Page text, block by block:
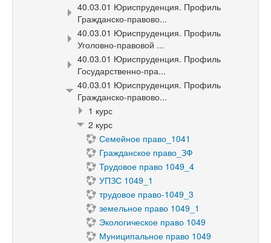
40.03.01 Юриспруденция. Профиль
Гражданско-правово...
40.03.01 Юриспруденция. Профиль
Уголовно-правовой ...
40.03.01 Юриспруденция. Профиль
Государственно-пра...
40.03.01 Юриспруденция. Профиль
Гражданско-правово...
1 курс
2 курс
Семейное право_1041
Гражданское право_ЗФ
Трудовое право 1049_4
УПЗС 1049_1
трудовое право-1049_3
земельное право 1049_1
Экологическое право 1049
Муниципальное право 1049